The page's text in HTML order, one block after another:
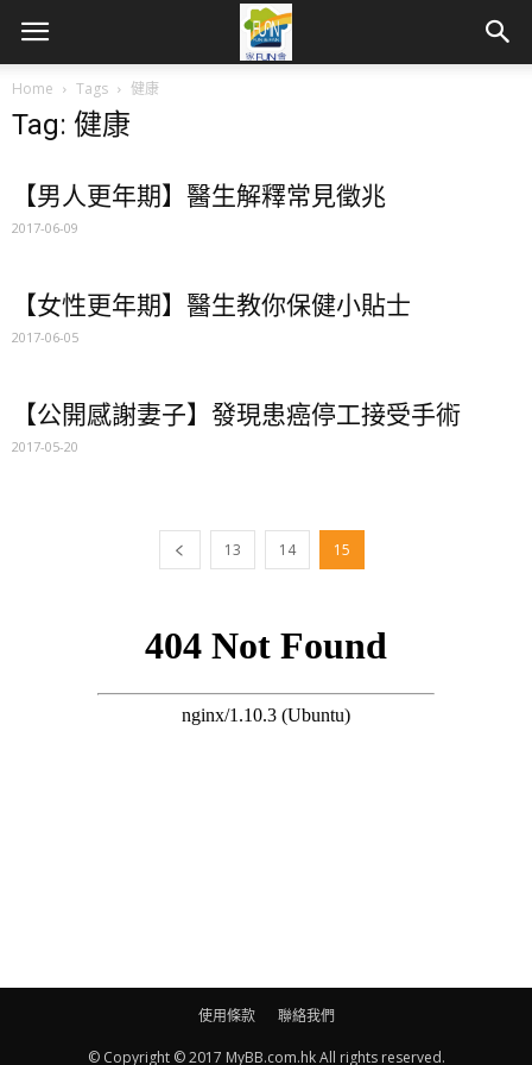
Home Tags 健康
Tag: 健康
【男人更年期】醫生解釋常見徵兆
2017-06-09
【女性更年期】醫生教你保健小貼士
2017-06-05
【公開感謝妻子】發現患癌停工接受手術
2017-05-20
13 14 15
使用條款 聯絡我們
© Copyright © 2017 MyBB.com.hk All rights reserved.